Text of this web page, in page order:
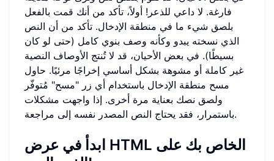
فارغة. لا داعي للذعر! أولاً، تأكد من أنك قمت بالفعل
بلصق شيء ما في منطقة الإدخال. تأكد من أن النص
الذي نسخته يبدو وكأنه وصف بنوي كامل (حتى لو كان
بسيطًا). في بعض الأحيان، قد لا تُنتج الأوصاف النصية
غير كاملة أو مشوهة بشكل أساسي إخراجًا مرئيًا. حاول
مسح منطقة الإدخال باستخدام أي زر "مسح" مُتوفّر
ولصق نصك بعناية مرة أخرى. إذا واجهت مشكلات
باستمرار، فقد يحتاج النص المصدر نفسه إلى مراجعة.
ابدأ في عرض HTML الخاص بك على